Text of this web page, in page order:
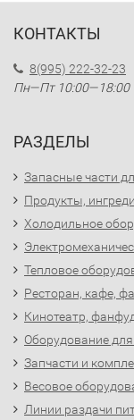
КОНТАКТЫ
8(995) 222-32-23
Пн—Пт 10:00—18:00
РАЗДЕЛЫ
Запасные части
Продукты,
Холодильное
Тепловое
Ресторан, кафе,
Кинотеатр,
Оборудование
Запчасти и
Весовое
Линии раздачи